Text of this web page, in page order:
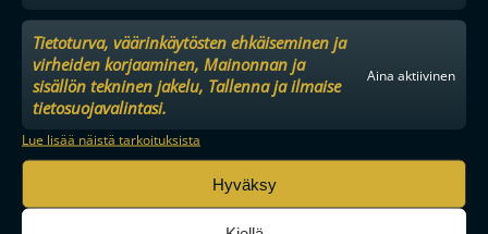
Tietoturva, väärinkäytösten ehkäiseminen ja
virheiden korjaaminen, Mainonnan ja
sisällön tekninen jakelu, Tallenna ja ilmaise
tietosuojavalintasi.
Aina aktiivinen
Lue lisää näistä tarkoituksista
Hyväksy